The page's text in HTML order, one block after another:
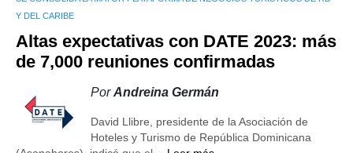
Y DEL CARIBE
Altas expectativas con DATE 2023: más
de 7,000 reuniones confirmadas
PorAndreina Germán
David Llibre, presidente de la Asociación de
Hoteles y Turismo de República Dominicana